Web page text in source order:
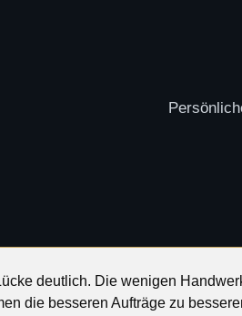
deutlich. Die wenigen
die besseren Aufträge zu